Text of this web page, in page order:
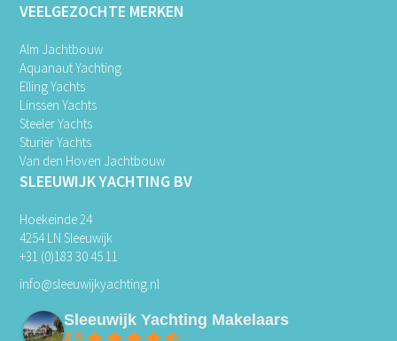
VEELGEZOCHTE MERKEN
Alm Jachtbouw
Aquanaut Yachting
Elling Yachts
Linssen Yachts
Steeler Yachts
Sturiër Yachts
Van den Hoven Jachtbouw
SLEEUWIJK YACHTING BV
Hoekeinde 24
4254 LN Sleeuwijk
+31 (0)183 30 45 11
info@sleeuwijkyachting.nl
Sleeuwijk Yachting Makelaars